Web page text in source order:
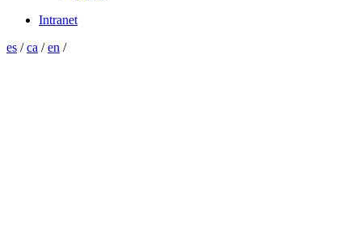
Intranet
es /ca /en /